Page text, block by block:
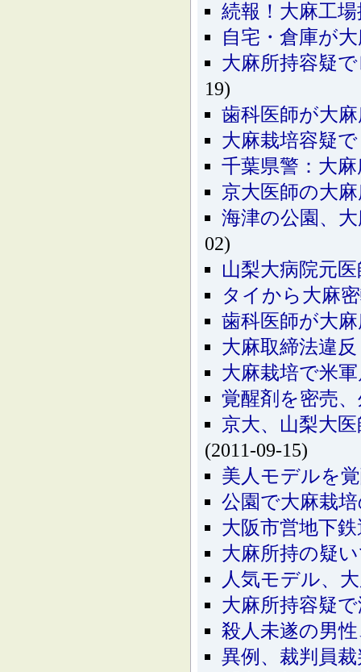
続報！大麻工
自宅・倉庫が
大麻所持容疑
19)
歯科医師が大
大麻栽培容疑
千葉県警：大
京大医師の大
海津の公園、
02)
山梨大病院元
タイから大麻
歯科医師が大
大麻取締法違
大麻栽培で米
覚醒剤を密売
京大、山梨大
(2011-09-15)
美人モデルを
公園で大麻栽
大阪市営地下
大麻所持の疑
人気モデル、
大麻所持容疑
殺人未遂の男
異例、裁判員